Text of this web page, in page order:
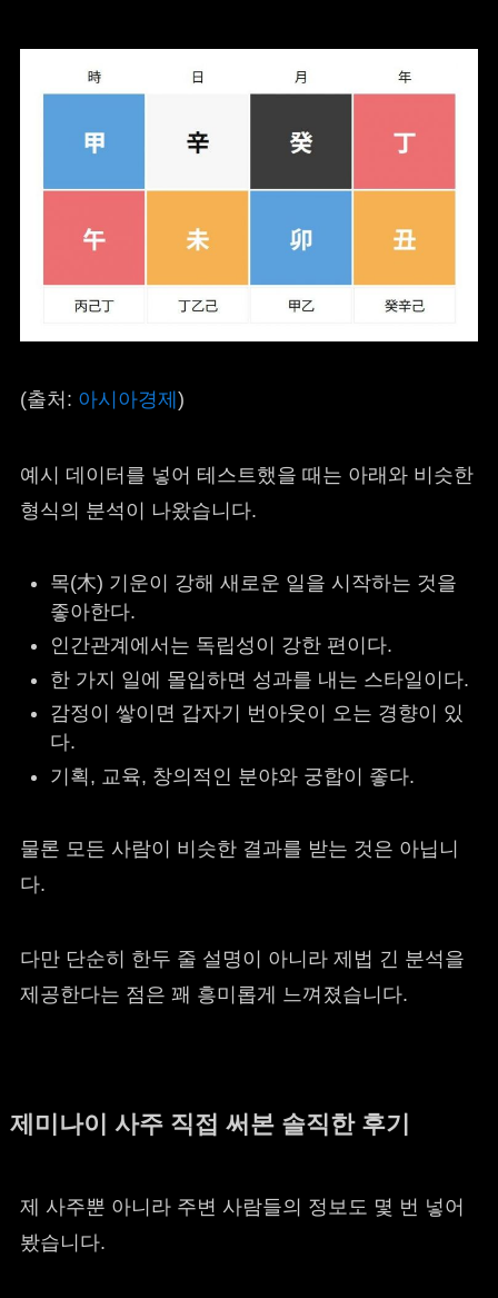
(출처: 아시아경제 )
예시 데이터를 넣어 테스트했을 때는 아래와 비슷한
형식의 분석이 나왔습니다.
목(木) 기운이 강해 새로운 일을 시작하는 것을
좋아한다.
인간관계에서는 독립성이 강한 편이다.
한 가지 일에 몰입하면 성과를 내는 스타일이다.
감정이 쌓이면 갑자기 번아웃이 오는 경향이 있
다.
기획, 교육, 창의적인 분야와 궁합이 좋다.
물론 모든 사람이 비슷한 결과를 받는 것은 아닙니
다.
다만 단순히 한두 줄 설명이 아니라 제법 긴 분석을
제공한다는 점은 꽤 흥미롭게 느껴졌습니다.
제미나이 사주 직접 써본 솔직한 후기
제 사주뿐 아니라 주변 사람들의 정보도 몇 번 넣어
봤습니다.